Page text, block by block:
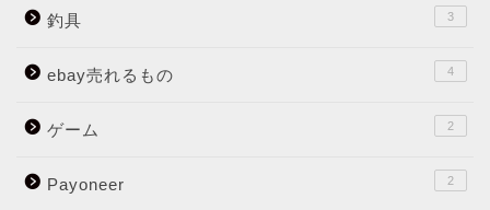
釣具 3
ebay売れるもの 4
ゲーム 2
Payoneer 2